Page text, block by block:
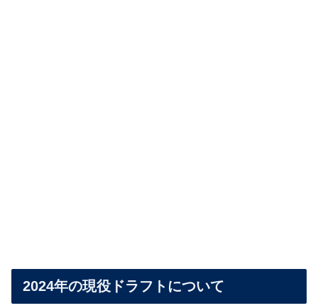
2024年の現役ドラフトについて